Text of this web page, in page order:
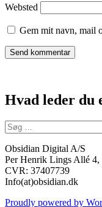
Websted
Gem mit navn, mail
Hvad leder du
Søg
efter:
Obsidian Digital A/S
Per Henrik Lings Allé 4,
CVR: 37407739
Info(at)obsidian.dk
Proudly powered by